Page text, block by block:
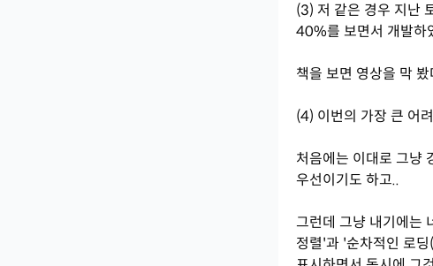
(3) 저 같은 경우 지난
40%를 보면서 개발하
책을 보면 영상을 막
(4) 이번의 가장 큰 어
처음에는 이대로 그냥
우선이기도 하고..
그런데 그냥 내기에는
정렬'과 '순차적인 로